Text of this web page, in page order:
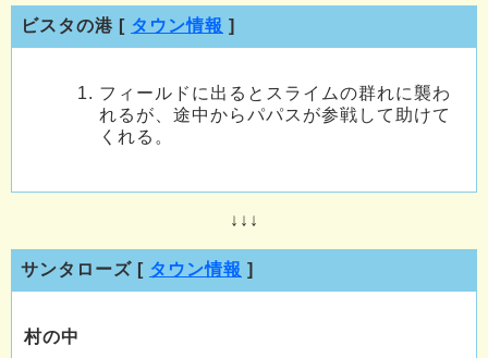
ビスタの港 [ タウン情報 ]
フィールドに出るとスライムの群れに襲わ
れるが、途中からパパスが参戦して助けて
くれる。
↓↓↓
サンタローズ [ タウン情報 ]
村の中